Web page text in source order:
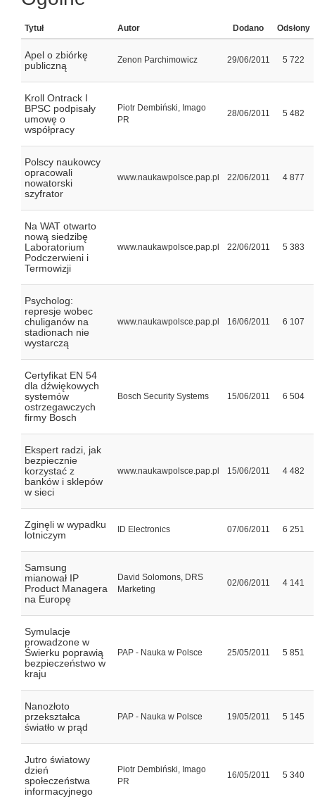
Tytuł Autor Dodano Odsłony
Apel o zbiórkę
publiczną
Zenon Parchimowicz 29/06/2011 5 722
Kroll Ontrack I
BPSC podpisały
umowę o
współpracy
Piotr Dembiński, Imago
PR
28/06/2011 5 482
Polscy naukowcy
opracowali
nowatorski
szyfrator
www.naukawpolsce.pap.pl 22/06/2011 4 877
Na WAT otwarto
nową siedzibę
Laboratorium
Podczerwieni i
Termowizji
www.naukawpolsce.pap.pl 22/06/2011 5 383
Psycholog:
represje wobec
chuliganów na
stadionach nie
wystarczą
www.naukawpolsce.pap.pl 16/06/2011 6 107
Certyfikat EN 54
dla dźwiękowych
systemów
ostrzegawczych
firmy Bosch
Bosch Security Systems 15/06/2011 6 504
Ekspert radzi, jak
bezpiecznie
korzystać z
banków i sklepów
w sieci
www.naukawpolsce.pap.pl 15/06/2011 4 482
Zginęli w wypadku
lotniczym
ID Electronics 07/06/2011 6 251
Samsung
mianował IP
Product Managera
na Europę
David Solomons, DRS
Marketing
02/06/2011 4 141
Symulacje
prowadzone w
Świerku poprawią
bezpieczeństwo w
kraju
PAP - Nauka w Polsce 25/05/2011 5 851
Nanozłoto
przekształca
światło w prąd
PAP - Nauka w Polsce 19/05/2011 5 145
Jutro światowy
dzień
społeczeństwa
informacyjnego
Piotr Dembiński, Imago
PR
16/05/2011 5 340